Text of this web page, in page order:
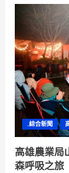
市
立
空
大
學
原
民
市
政
行
銷
專
班
來
國
中
開
班
典
禮
.綜合新聞
高雄農業局
森呼吸之旅